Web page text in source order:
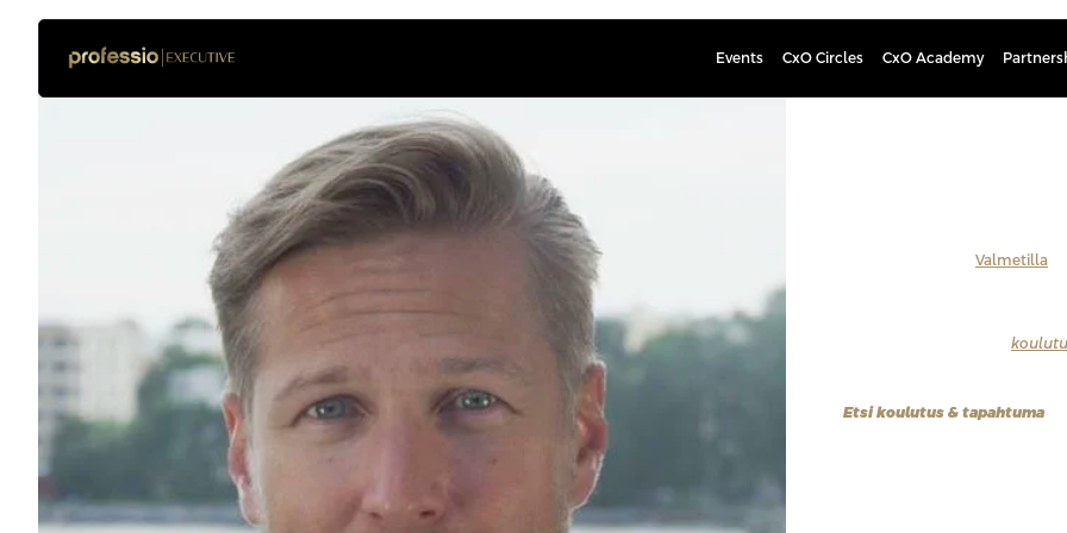
Events CxO Circles CxO Academy
Valmetilla
Etsi koulutus & tapahtuma